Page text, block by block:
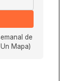
de
Mapa)